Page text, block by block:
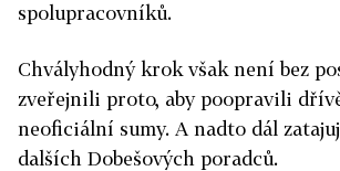
spolupracovníků.
Chvályhodný krok však není bez
zveřejnili proto, aby poopravili
neoficiální sumy. A nadto dál
dalších Dobešových poradců.